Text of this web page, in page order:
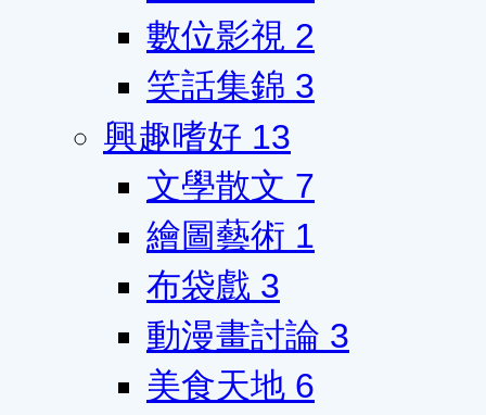
數位影視 2
笑話集錦 3
興趣嗜好 13
文學散文 7
繪圖藝術 1
布袋戲 3
動漫畫討論 3
美食天地 6